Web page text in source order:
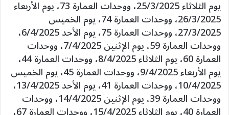
يوم الثلاثاء 25/3/2025، ووحدات العمارة 73، يوم الأربعاء
26/3/2025، ووحدات العمارة 74، يوم الخميس
27/3/2025، ووحدات العمارة 75، يوم الأحد 6/4/2025،
ووحدات العمارة 59، يوم الإثنين 7/4/2025، ووحدات
العمارة 60، يوم الثلاثاء 8/4/2025، ووحدات العمارة 44،
يوم الأربعاء 9/4/2025، ووحدات العمارة 45، يوم الخميس
10/4/2025، ووحدات العمارة 41، يوم الأحد 13/4/2025،
ووحدات العمارة 39، يوم الإثنين 14/4/2025، ووحدات